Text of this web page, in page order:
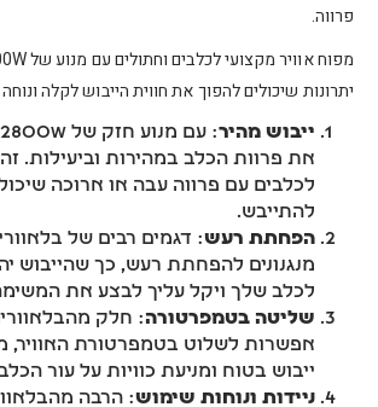
פרווה.
יתרונות שיכולים להפוך את חווית הייבוש לקלה
ייבוש מהיר
את פרוות הכלב במהירות וביעילות.
לכלבים עם פרווה עבה או ארוכה
להתייבש.
הפחתת רעש: דגמים רבים של
מנגנונים להפחתת רעש, כך שהייבוש
לכלב שלך ויקל עליך לבצע את
שליטה בטמפרטורה: חלק
אפשרות לשלוט בטמפרטורת האוויר,
ייבוש בטוח ומניעת כוויות על עור
ניידות ונוחות שימוש: הרבה